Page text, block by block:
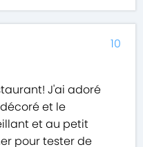
J'ai adoré
et le
et au petit
pour tester de
10